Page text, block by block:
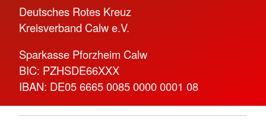
Deutsches Rotes Kreuz
Kreisverband Calw e.V.
Sparkasse Pforzheim Calw
BIC: PZHSDE66XXX
IBAN: DE05 6665 0085 0000 0001 08